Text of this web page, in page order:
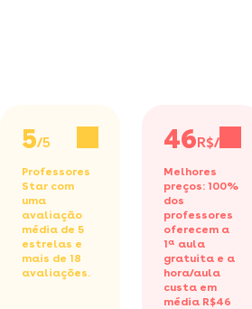
5/5
Professores
Star com
uma
avaliação
média de 5
estrelas e
mais de 18
avaliações.
46R$/h
Melhores
preços: 100%
dos
professores
oferecem a
1ª aula
gratuita e a
hora/aula
custa em
média R$46